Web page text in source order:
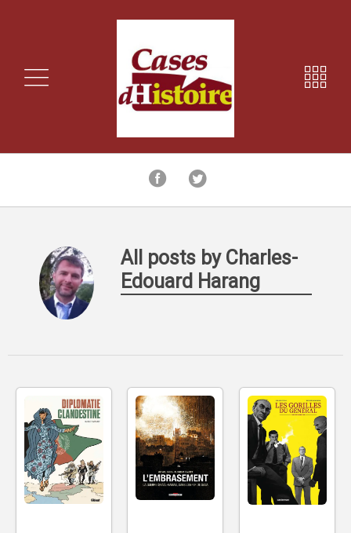
All posts by Charles-
Edouard Harang